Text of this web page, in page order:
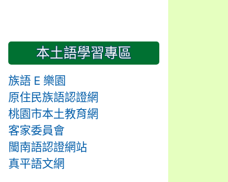
本土語學習專區
族語 E 樂園
原住民族語認證網
桃園市本土教育網
客家委員會
閩南語認證網站
真平語文網